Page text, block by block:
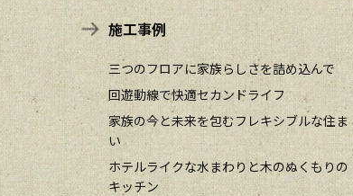
施工事例
三つのフロアに家族らしさを詰め込んで
回遊動線で快適セカンドライフ
家族の今と未来を包むフレキシブルな住ま
い
ホテルライクな水まわりと木のぬくもりの
キッチン